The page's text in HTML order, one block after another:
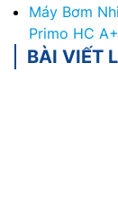
Máy Bơm
Primo HC
BÀI VIẾT